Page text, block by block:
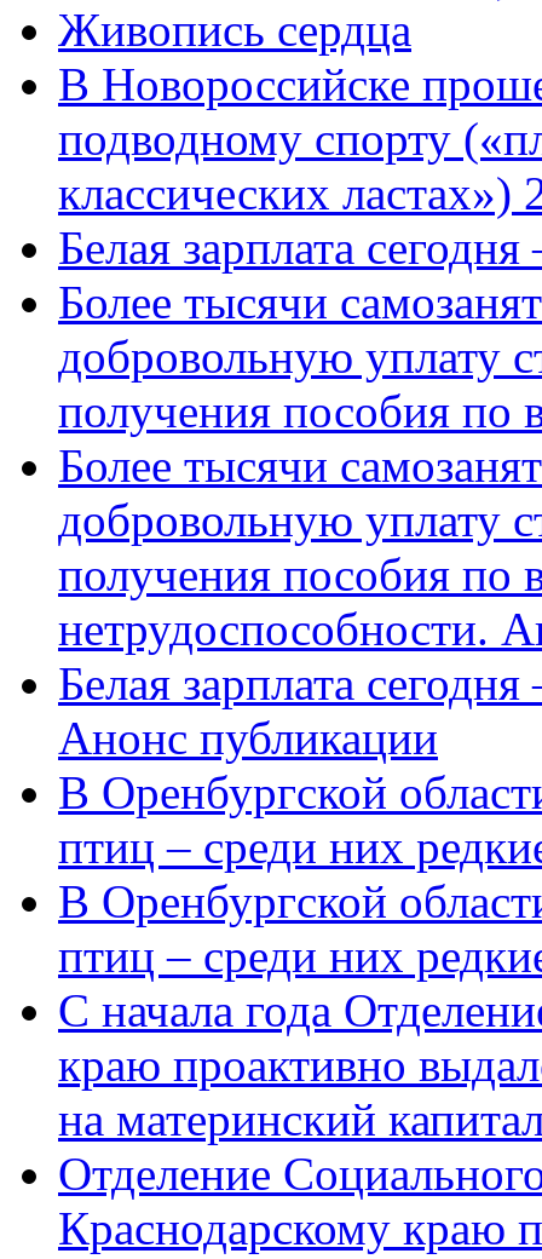
Живопись сердца
В Новороссийске
подводному спорту
классических ластах»)
Белая зарплата
Более тысячи
добровольную уплату
получения пособия по
Более тысячи
добровольную уплату
получения пособия по
нетрудоспособности.
Белая зарплата
Анонс публикации
В Оренбургской
птиц – среди них
В Оренбургской
птиц – среди них
С начала года
краю проактивно
на материнский
Отделение
Краснодарскому краю